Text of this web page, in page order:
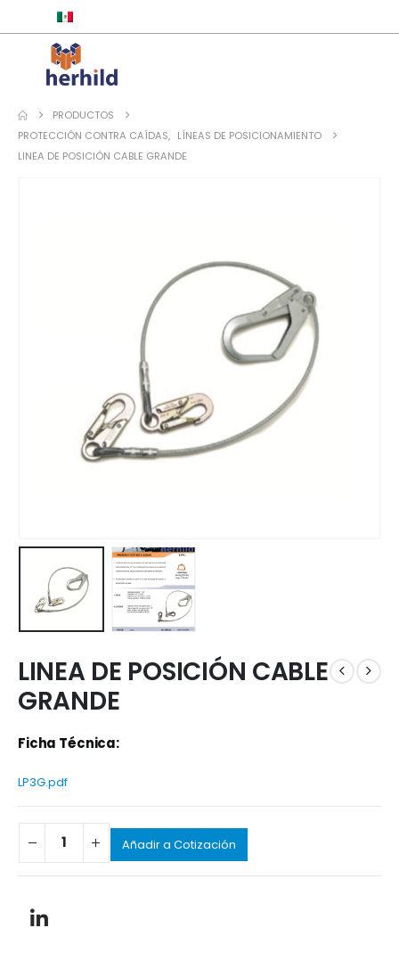
PRODUCTOS
PROTECCIÓN CONTRA CAÍDAS, LÍNEAS DE POSICIONAMIENTO
LINEA DE POSICIÓN CABLE GRANDE
LINEA DE POSICIÓN CABLE
GRANDE
Ficha Técnica:
LP3G.pdf
Añadir a Cotización